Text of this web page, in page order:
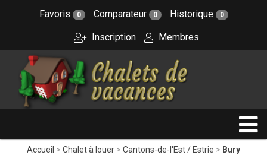
Favoris 0 Comparateur 0 Historique 0
Inscription Membres
Accueil Chalet à louer Cantons-de-l'Est / Estrie Bury